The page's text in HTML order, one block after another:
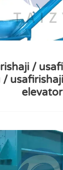
/
/
elevator